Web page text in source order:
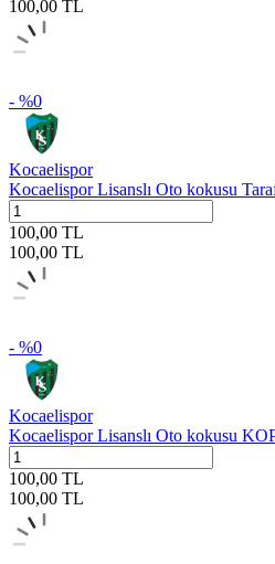
100,00 TL
- %0
Kocaelispor
Kocaelispor Lisanslı Oto kokusu
100,00 TL
100,00 TL
- %0
Kocaelispor
Kocaelispor Lisanslı Oto kokusu
100,00 TL
100,00 TL